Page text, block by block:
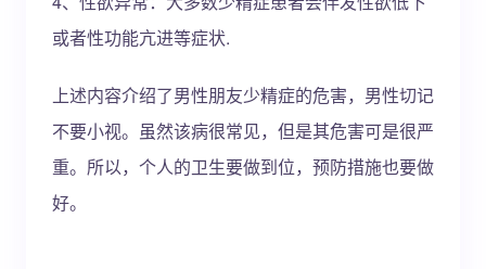
或者性功能亢进等症状.
上述内容介绍了男性朋友少精症的危害，男性切记
不要小视。虽然该病很常见，但是其危害可是很严
重。所以，个人的卫生要做到位，预防措施也要做
好。